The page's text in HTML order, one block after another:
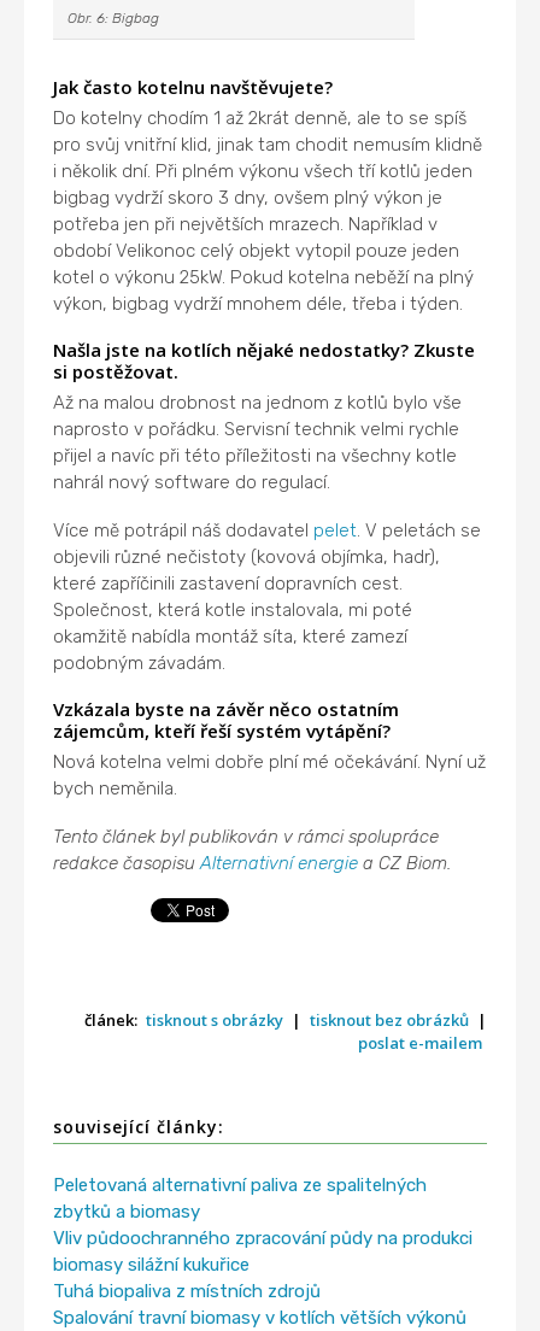
Obr. 6: Bigbag
Jak často kotelnu navštěvujete?
Do kotelny chodím 1 až 2krát denně, ale to se spíš
pro svůj vnitřní klid, jinak tam chodit nemusím klidně
i několik dní. Při plném výkonu všech tří kotlů jeden
bigbag vydrží skoro 3 dny, ovšem plný výkon je
potřeba jen při největších mrazech. Například v
období Velikonoc celý objekt vytopil pouze jeden
kotel o výkonu 25kW. Pokud kotelna neběží na plný
výkon, bigbag vydrží mnohem déle, třeba i týden.
Našla jste na kotlích nějaké nedostatky? Zkuste
si postěžovat.
Až na malou drobnost na jednom z kotlů bylo vše
naprosto v pořádku. Servisní technik velmi rychle
přijel a navíc při této příležitosti na všechny kotle
nahrál nový software do regulací.
Více mě potrápil náš dodavatel pelet. V peletách se
objevili různé nečistoty (kovová objímka, hadr),
které zapříčinili zastavení dopravních cest.
Společnost, která kotle instalovala, mi poté
okamžitě nabídla montáž síta, které zamezí
podobným závadám.
Vzkázala byste na závěr něco ostatním
zájemcům, kteří řeší systém vytápění?
Nová kotelna velmi dobře plní mé očekávání. Nyní už
bych neměnila.
Tento článek byl publikován v rámci spolupráce
redakce časopisuAlternativní energie a CZ Biom.
článek: tisknout s obrázky | tisknout bez obrázků |
poslat e-mailem
související články:
Peletovaná alternativní paliva ze spalitelných
zbytků a biomasy
Vliv půdoochranného zpracování půdy na produkci
biomasy silážní kukuřice
Tuhá biopaliva z místních zdrojů
Spalování travní biomasy v kotlích větších výkonů